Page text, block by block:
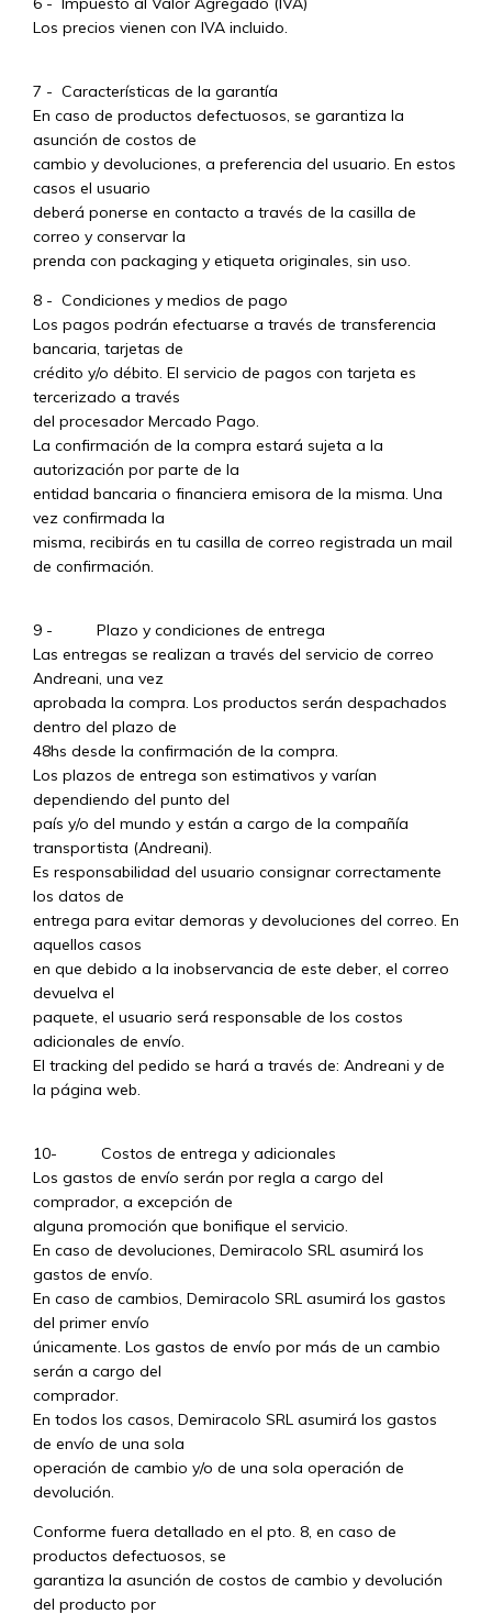
Los precios vienen con IVA incluido.
7 - Características de la garantía
En caso de productos defectuosos, se garantiza la
asunción de costos de
cambio y devoluciones, a preferencia del usuario. En estos
casos el usuario
deberá ponerse en contacto a través de la casilla de
correo y conservar la
prenda con packaging y etiqueta originales, sin uso.
8 - Condiciones y medios de pago
Los pagos podrán efectuarse a través de transferencia
bancaria, tarjetas de
crédito y/o débito. El servicio de pagos con tarjeta es
tercerizado a través
del procesador Mercado Pago.
La confirmación de la compra estará sujeta a la
autorización por parte de la
entidad bancaria o financiera emisora de la misma. Una
vez confirmada la
misma, recibirás en tu casilla de correo registrada un mail
de confirmación.
9 - Plazo y condiciones de entrega
Las entregas se realizan a través del servicio de correo
Andreani, una vez
aprobada la compra. Los productos serán despachados
dentro del plazo de
48hs desde la confirmación de la compra.
Los plazos de entrega son estimativos y varían
dependiendo del punto del
país y/o del mundo y están a cargo de la compañía
transportista (Andreani).
Es responsabilidad del usuario consignar correctamente
los datos de
entrega para evitar demoras y devoluciones del correo. En
aquellos casos
en que debido a la inobservancia de este deber, el correo
devuelva el
paquete, el usuario será responsable de los costos
adicionales de envío.
El tracking del pedido se hará a través de: Andreani y de
la página web.
10- Costos de entrega y adicionales
Los gastos de envío serán por regla a cargo del
comprador, a excepción de
alguna promoción que bonifique el servicio.
En caso de devoluciones, Demiracolo SRL asumirá los
gastos de envío.
En caso de cambios, Demiracolo SRL asumirá los gastos
del primer envío
únicamente. Los gastos de envío por más de un cambio
serán a cargo del
comprador.
En todos los casos, Demiracolo SRL asumirá los gastos
de envío de una sola
operación de cambio y/o de una sola operación de
devolución.
Conforme fuera detallado en el pto. 8, en caso de
productos defectuosos, se
garantiza la asunción de costos de cambio y devolución
del producto por